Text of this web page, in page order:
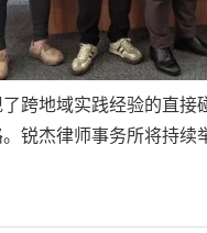
地域实践经验的直接
锐杰律师事务所将持